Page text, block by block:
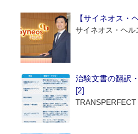
【サイネオス・
サイネオス・ヘル
治験文書の翻訳
[2]
TRANSPERFECT